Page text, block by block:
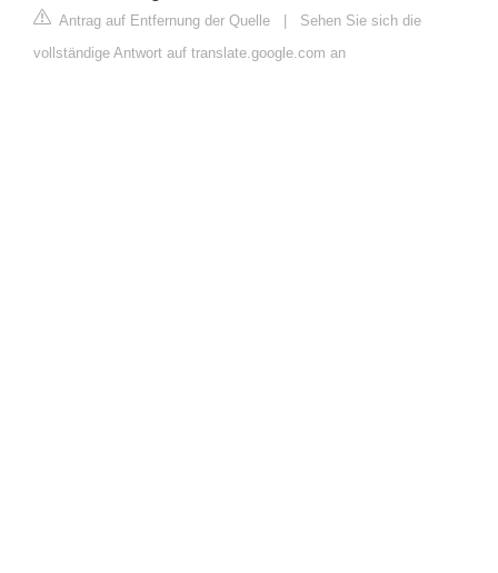
Antrag auf Entfernung der Quelle | Sehen Sie sich die
vollständige Antwort auf translate.google.com an